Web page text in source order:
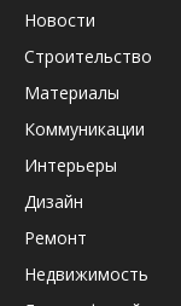
Новости
Строительство
Материалы
Коммуникации
Интерьеры
Дизайн
Ремонт
Недвижимость